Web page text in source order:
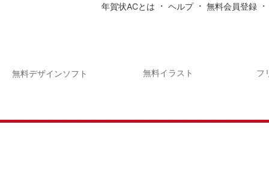
年賀状ACとは ・ ヘルプ・ 無料会員登録
無料デザインソフト 無料イラスト フ